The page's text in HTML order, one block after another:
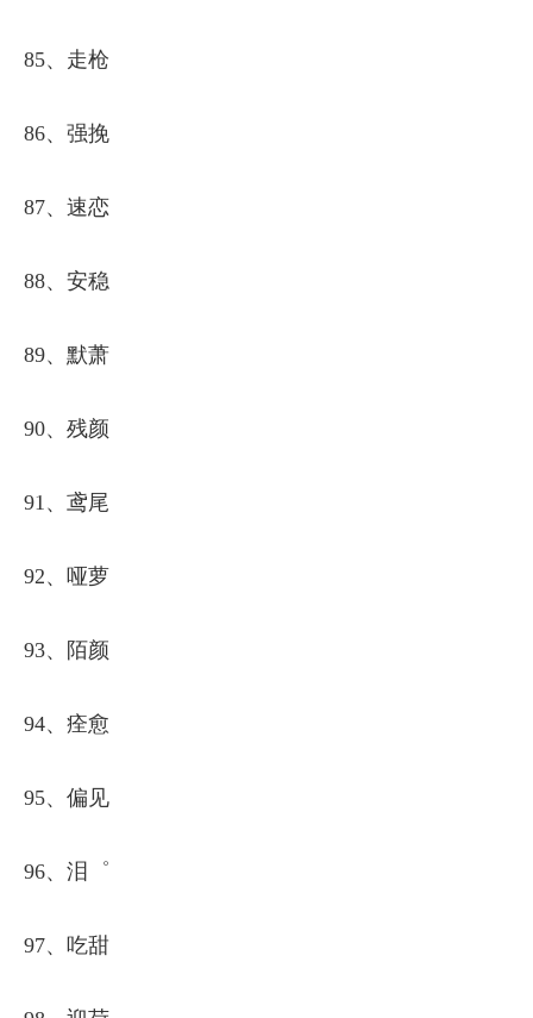
85、走枪
86、强挽
87、速恋
88、安稳
89、默萧
90、残颜
91、鸢尾
92、哑萝
93、陌颜
94、痊愈
95、偏见
96、泪゜
97、吃甜